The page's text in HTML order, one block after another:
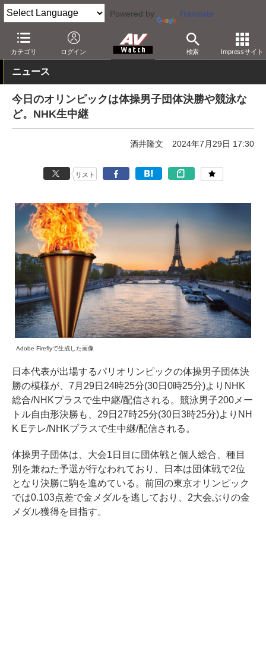
Powered by Translate
カテゴリ ログイン 検索 Impressサイト
AV Watch コンテンツ・サービス 放送 その他
ニュース
今日のオリンピックは体操男子団体決勝や競泳な
ど。NHK生中継
酒井隆文 2024年7月29日 17:30
リスト
Adobe Fireflyで生成した画像
日本代表が出場するパリオリンピックの体操男子団体決
勝の模様が、7月29日24時25分(30日0時25分)よりNHK
総合/NHKプラスで生中継/配信される。競泳男子200メー
トル自由形決勝も、29日27時25分(30日3時25分)よりNH
K Eテレ/NHKプラスで生中継/配信される。
体操男子団体は、大会1日目に団体戦と個人総合、種目
別を兼ねた予選が行なわれており、日本は団体戦で2位
となり決勝に駒を進めている。前回の東京オリンピック
では0.103点差で金メダルを逃しており、2大会ぶりの金
メダル獲得を目指す。